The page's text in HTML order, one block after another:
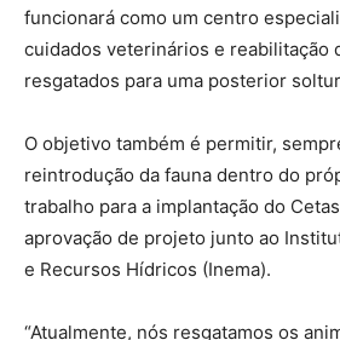
funcionará como um centro
cuidados veterinários e reabilitação
resgatados para uma posterior
O objetivo também é permitir,
reintrodução da fauna dentro do
trabalho para a implantação do
aprovação de projeto junto ao
e Recursos Hídricos (Inema).
“Atualmente, nós resgatamos os